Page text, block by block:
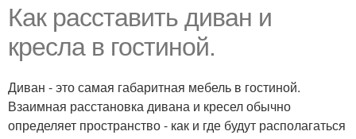
Как расставить диван и
кресла в гостиной.
Диван - это самая габаритная мебель в гостиной.
Взаимная расстановка дивана и кресел обычно
определяет пространство - как и где будут располагаться